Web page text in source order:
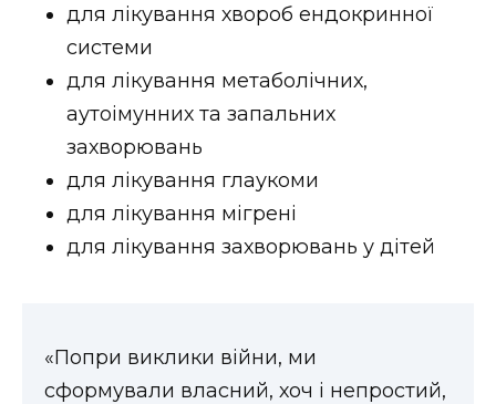
для лікування хвороб ендокринної
системи
для лікування метаболічних,
аутоімунних та запальних
захворювань
для лікування глаукоми
для лікування мігрені
для лікування захворювань у дітей
«Попри виклики війни, ми
сформували власний, хоч і непростий,